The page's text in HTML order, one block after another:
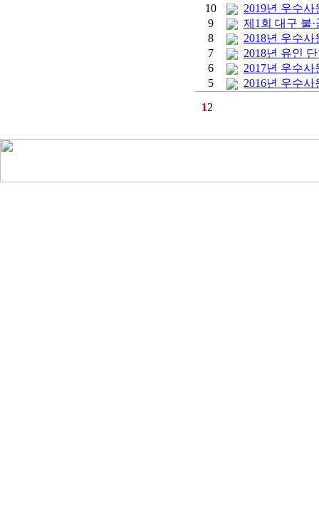
10
2019년 우수
9
제1회 대구 불
8
2018년 우수
7
2018년 유인
6
2017년 우수
5
2016년 우수사
12